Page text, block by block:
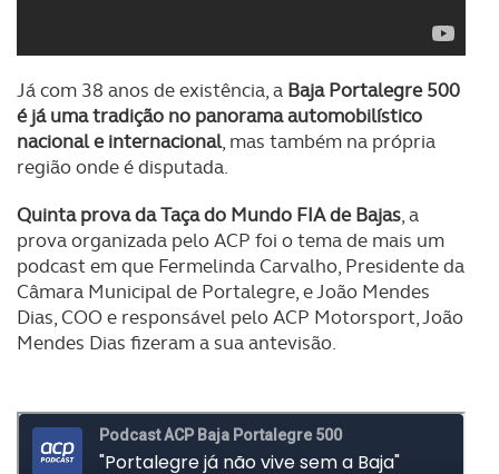
Já com 38 anos de existência, a Baja Portalegre 500
é já uma tradição no panorama automobilístico
nacional e internacional, mas também na própria
região onde é disputada.
Quinta prova da Taça do Mundo FIA de Bajas, a
prova organizada pelo ACP foi o tema de mais um
podcast em que Fermelinda Carvalho, Presidente da
Câmara Municipal de Portalegre, e João Mendes
Dias, COO e responsável pelo ACP Motorsport, João
Mendes Dias fizeram a sua antevisão.